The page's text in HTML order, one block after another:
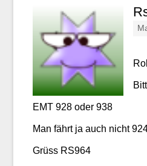
EMT 928 oder 938
Man fährt ja auch nicht
Grüss RS964